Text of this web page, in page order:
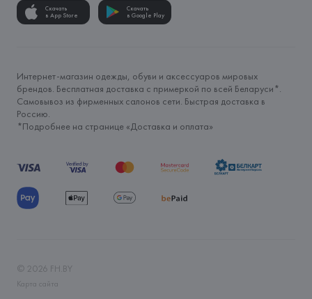
Скачать
в App Store
Скачать
в Google Play
Интернет-магазин одежды, обуви и аксессуаров мировых
брендов. Бесплатная доставка с примеркой по всей Беларуси*.
Самовывоз из фирменных салонов сети. Быстрая доставка в
Россию.
*Подробнее на странице «Доставка и оплата»
© 2026 FH.BY
Карта сайта